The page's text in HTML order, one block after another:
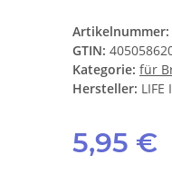
Artikelnummer:
GTIN:
Kategorie: für
Hersteller: LIFE
5,95 €